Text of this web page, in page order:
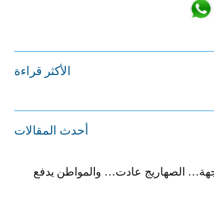
الأكثر قراءة
أحدث المقالات
الصهاريج عادت… والمواطن يدفع